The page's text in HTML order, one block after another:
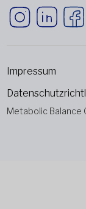
Metabolic Balance
Impressum